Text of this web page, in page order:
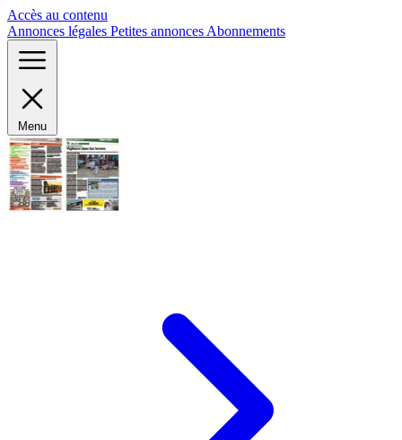
Accès au contenu
Annonces légales Petites annonces Abonnements
Menu
Panneau de gestion des cookies